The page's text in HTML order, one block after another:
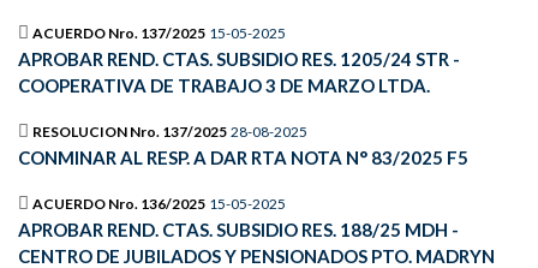
ACUERDO Nro. 137/2025 15-05-2025
APROBAR REND. CTAS. SUBSIDIO RES. 1205/24 STR -
COOPERATIVA DE TRABAJO 3 DE MARZO LTDA.
RESOLUCION Nro. 137/2025 28-08-2025
CONMINAR AL RESP. A DAR RTA NOTA N° 83/2025 F5
ACUERDO Nro. 136/2025 15-05-2025
APROBAR REND. CTAS. SUBSIDIO RES. 188/25 MDH -
CENTRO DE JUBILADOS Y PENSIONADOS PTO. MADRYN